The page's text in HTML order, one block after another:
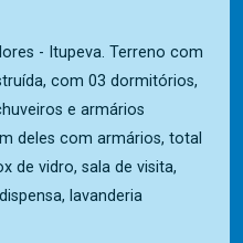
- Itupeva. Terreno com
com 03 dormitórios,
e armários
deles com armários, total
de vidro, sala de visita,
lavanderia